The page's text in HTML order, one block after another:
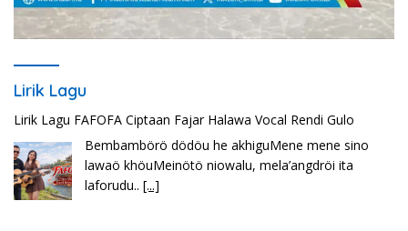
Lirik Lagu
Lirik Lagu FAFOFA Ciptaan Fajar Halawa Vocal Rendi Gulo
Bembambörö dödöu he akhiguMene mene sino
lawaö khöuMeinötö niowalu, mela’angdröi ita
laforudu.. [...]